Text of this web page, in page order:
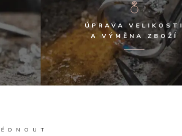
ÚPRAVA VELIKOSTI
A VÝMĚNA ZBOŽÍ